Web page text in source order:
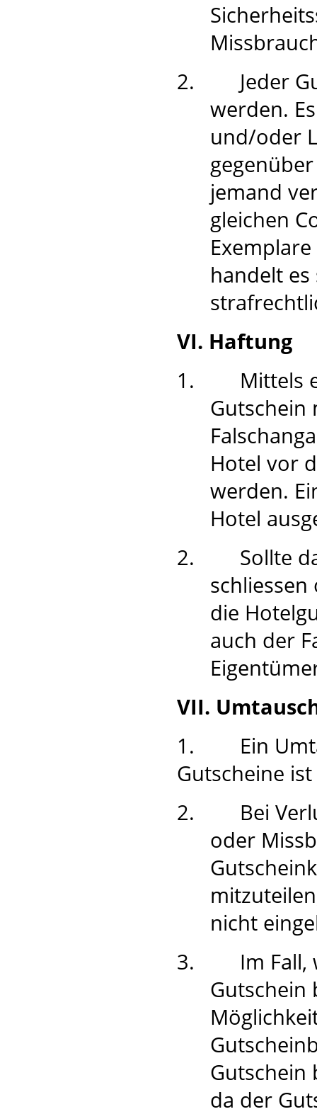
2.
Jeder
werden.
und/oder
jemand
gleichen
handelt
VI. Haftung
1.
Mittels
Gutschein
Hotel vor
werden.
Hotel
2.
Sollte
die
auch der
VII.
1.
Ein
Gutscheine
2.
Bei
oder
nicht
3.
Im
Gutschein
Gutschein
da der